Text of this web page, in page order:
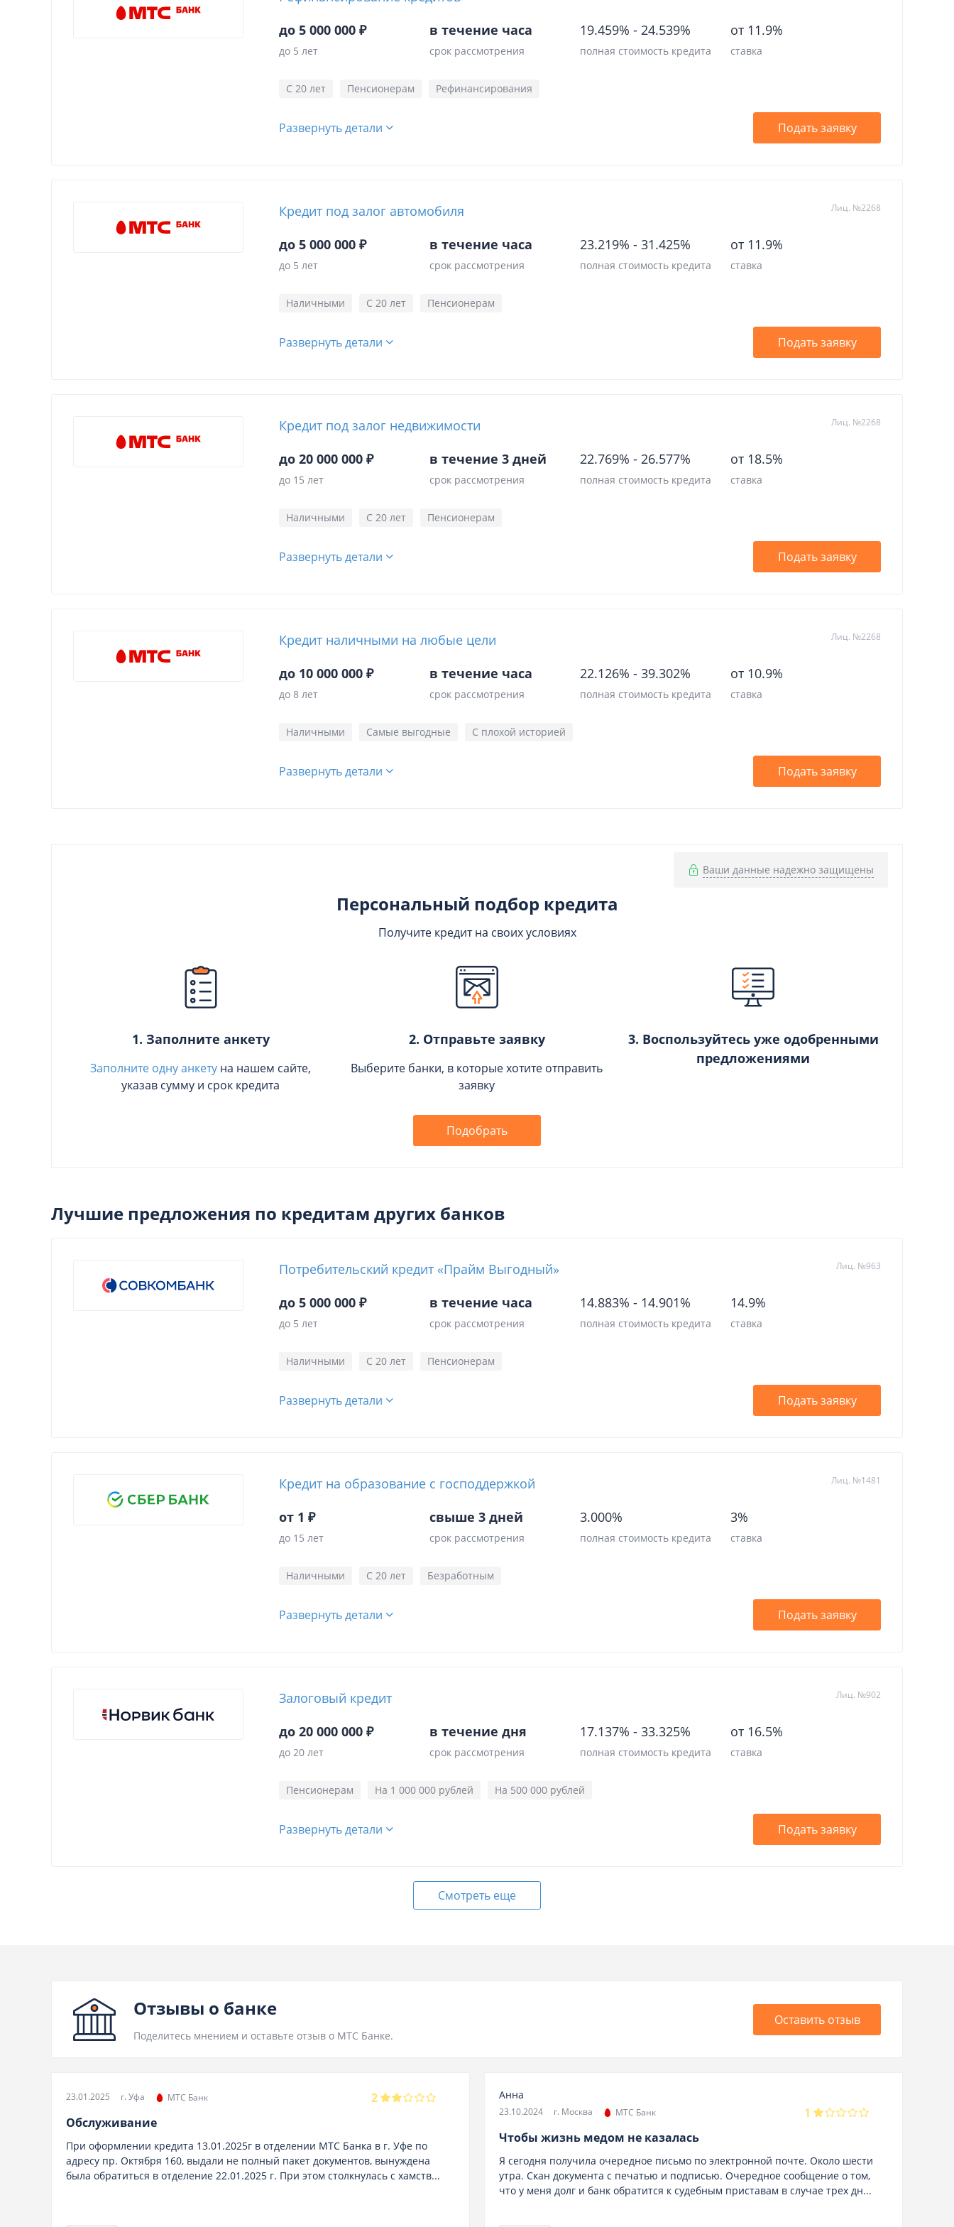
Курсы валют
до 5 000 000 ₽
до 5 лет
в течение часа
срок рассмотрения
19.459% - 24.539%
полная стоимость кредита
от 11.9%
ставка
С 20 лет Пенсионерам Рефинансирования
Развернуть детали Подать заявку
Кредит под залог автомобиля Лиц. №2268
до 5 000 000 ₽
до 5 лет
в течение часа
срок рассмотрения
23.219% - 31.425%
полная стоимость кредита
от 11.9%
ставка
Наличными С 20 лет Пенсионерам
Развернуть детали Подать заявку
Кредит под залог недвижимости Лиц. №2268
до 20 000 000 ₽
до 15 лет
в течение 3 дней
срок рассмотрения
22.769% - 26.577%
полная стоимость кредита
от 18.5%
ставка
Наличными С 20 лет Пенсионерам
Развернуть детали Подать заявку
Кредит наличными на любые цели Лиц. №2268
до 10 000 000 ₽
до 8 лет
в течение часа
срок рассмотрения
22.126% - 39.302%
полная стоимость кредита
от 10.9%
ставка
Наличными Самые выгодные С плохой историей
Развернуть детали Подать заявку
Ваши данные надежно защищены
Персональный подбор кредита
Получите кредит на своих условиях
1. Заполните анкету
Заполните одну анкету на нашем сайте,
указав сумму и срок кредита
2. Отправьте заявку
Выберите банки, в которые хотите отправить
заявку
3. Воспользуйтесь уже одобренными
предложениями
Подобрать
Лучшие предложения по кредитам других банков
Потребительский кредит «Прайм Выгодный» Лиц. №963
до 5 000 000 ₽
до 5 лет
в течение часа
срок рассмотрения
14.883% - 14.901%
полная стоимость кредита
14.9%
ставка
Наличными С 20 лет Пенсионерам
Развернуть детали Подать заявку
Кредит на образование с господдержкой Лиц. №1481
от 1 ₽
до 15 лет
свыше 3 дней
срок рассмотрения
3.000%
полная стоимость кредита
3%
ставка
Наличными С 20 лет Безработным
Развернуть детали Подать заявку
Залоговый кредит Лиц. №902
до 20 000 000 ₽
до 20 лет
в течение дня
срок рассмотрения
17.137% - 33.325%
полная стоимость кредита
от 16.5%
ставка
Пенсионерам На 1 000 000 рублей На 500 000 рублей
Развернуть детали Подать заявку
Смотреть еще
Отзывы о банке
Поделитесь мнением и оставьте отзыв о МТС Банке.
Оставить отзыв
МТС Банк 2
23.01.2025 г. Уфа
Обслуживание
При оформлении кредита 13.01.2025г в отделении МТС Банка в г. Уфе по
адресу пр. Октября 160, выдали не полный пакет документов, вынуждена
была обратиться в отделение 22.01.2025 г. При этом столкнулась с хамств...
МТС Банк 1
Анна
23.10.2024 г. Москва
Чтобы жизнь медом не казалась
Я сегодня получила очередное письмо по электронной почте. Около шести
утра. Скан документа с печатью и подписью. Очередное сообщение о том,
что у меня долг и банк обратится к судебным приставам в случае трех дн...